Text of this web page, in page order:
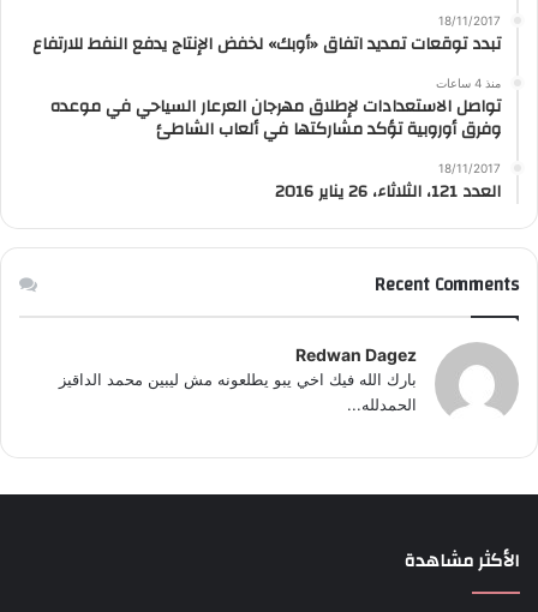
18/11/2017
تبدد توقعات تمديد اتفاق «أوبك» لخفض الإنتاج يدفع النفط للارتفاع
منذ 4 ساعات
تواصل الاستعدادات لإطلاق مهرجان العرعار السياحي في موعده
وفرق أوروبية تؤكد مشاركتها في ألعاب الشاطئ
18/11/2017
العدد 121، الثلاثاء، 26 يناير 2016
Recent Comments
Redwan Dagez
بارك الله فيك اخي يبو يطلعونه مش ليبين محمد الداقيز
الحمدلله...
الأكثر مشاهدة